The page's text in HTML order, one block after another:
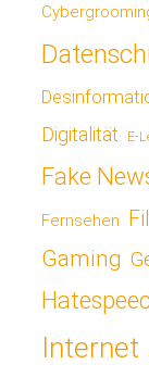
Digitalität E-
Fake
Fernsehen
Gaming
Internet